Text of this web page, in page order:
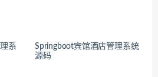
系
Springboot宾馆酒店管理系统
源码